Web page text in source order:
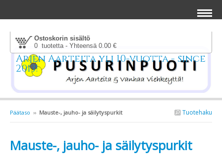
Ostoskorin sisältö
0 tuotetta - Yhteensä 0.00 €
Arjen Aarteita yli 10-vuotta - since
2013!
Tuotehaku
Päätaso ›› Mauste-, jauho- ja säilytyspurkit
Mauste-, jauho- ja säilytyspurkit